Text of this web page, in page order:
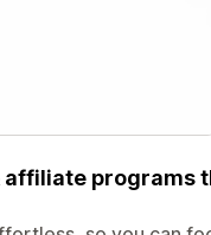
programs